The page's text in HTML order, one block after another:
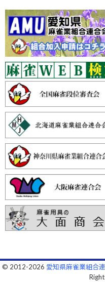
© 2012-2026 愛知県麻雀業組合